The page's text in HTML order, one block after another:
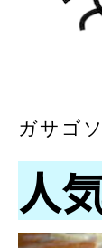
ガサゴソ
人